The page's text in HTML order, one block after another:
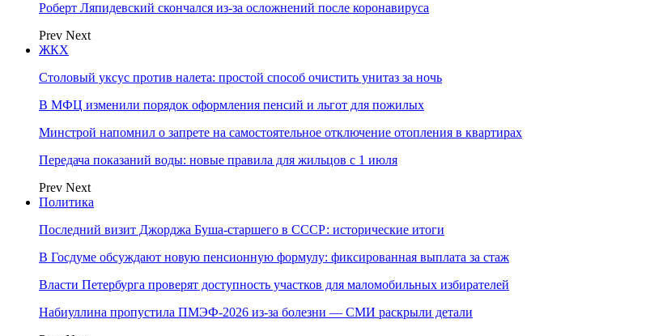
Роберт Ляпидевский скончался из-за осложнений после коронавируса
Prev Next
ЖКХ
Столовый уксус против налета: простой способ очистить унитаз за ночь
В МФЦ изменили порядок оформления пенсий и льгот для пожилых
Минстрой напомнил о запрете на самостоятельное отключение отопления в квартирах
Передача показаний воды: новые правила для жильцов с 1 июля
Prev Next
Политика
Последний визит Джорджа Буша-старшего в СССР: исторические итоги
В Госдуме обсуждают новую пенсионную формулу: фиксированная выплата за стаж
Власти Петербурга проверят доступность участков для маломобильных избирателей
Набиуллина пропустила ПМЭФ-2026 из-за болезни — СМИ раскрыли детали